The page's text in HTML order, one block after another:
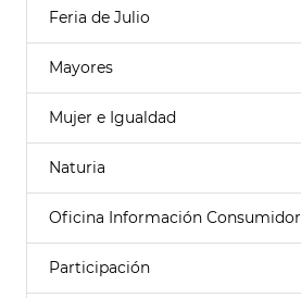
Feria de Julio
Mayores
Mujer e Igualdad
Naturia
Oficina Información Consumidor
Participación